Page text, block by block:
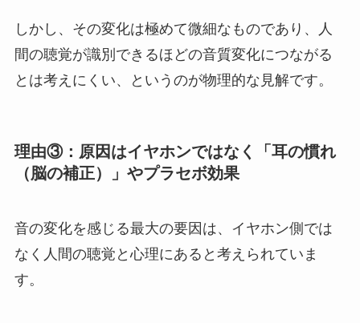
しかし、その変化は極めて微細なものであり、人
間の聴覚が識別できるほどの音質変化につながる
とは考えにくい、というのが物理的な見解です。
理由③：原因はイヤホンではなく「耳の慣れ
（脳の補正）」やプラセボ効果
音の変化を感じる最大の要因は、イヤホン側では
なく人間の聴覚と心理にあると考えられていま
す。